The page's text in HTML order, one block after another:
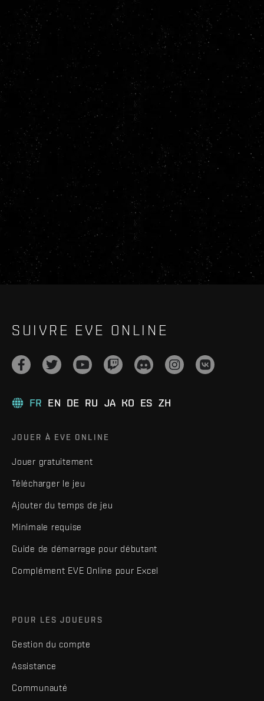
SUIVRE EVE ONLINE
FR EN DE RU JA KO ES ZH
JOUER À EVE ONLINE
Jouer gratuitement
Télécharger le jeu
Ajouter du temps de jeu
Minimale requise
Guide de démarrage pour débutant
Complément EVE Online pour Excel
POUR LES JOUEURS
Gestion du compte
Assistance
Communauté